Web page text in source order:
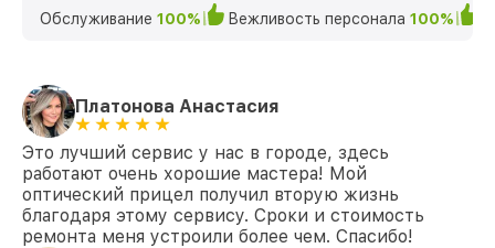
Обслуживание 100% Вежливость персонала 100%
Платонова Анастасия
Это лучший сервис у нас в городе, здесь
работают очень хорошие мастера! Мой
оптический прицел получил вторую жизнь
благодаря этому сервису. Сроки и стоимость
ремонта меня устроили более чем. Спасибо!